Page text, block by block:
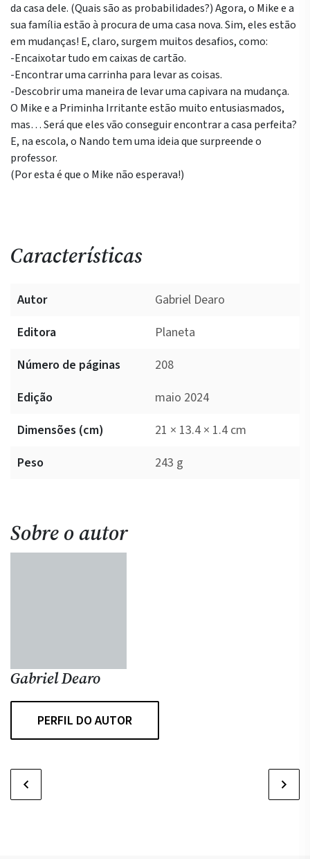
da casa dele. (Quais são as probabilidades?) Agora, o Mike e a
sua família estão à procura de uma casa nova. Sim, eles estão
em mudanças! E, claro, surgem muitos desafios, como:
-Encaixotar tudo em caixas de cartão.
-Encontrar uma carrinha para levar as coisas.
-Descobrir uma maneira de levar uma capivara na mudança.
O Mike e a Priminha Irritante estão muito entusiasmados,
mas… Será que eles vão conseguir encontrar a casa perfeita?
E, na escola, o Nando tem uma ideia que surpreende o
professor.
(Por esta é que o Mike não esperava!)
Características
Autor
Gabriel Dearo
Editora
Planeta
Número de páginas
208
Edição
maio 2024
Dimensões (cm)
21 × 13.4 × 1.4 cm
Peso
243 g
Sobre o autor
Gabriel Dearo
PERFIL DO AUTOR